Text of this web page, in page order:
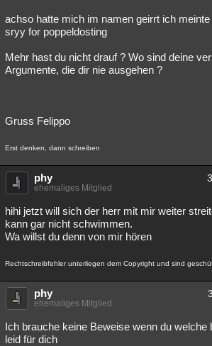
achso hatte mich im namen geirrt ich
sryy for poppeldosting
Mehr hast du nicht drauf ? Wo sind deine
Argumente, die dir nie ausgehen ?
Gruss Felippo
Erst denken, dann schreiben
phy
ehemaliges Mitglied
hihi jetzt will sich der herr mit mir weiter
kann gar nicht schwimmen.
Wa willst du denn von mir hören
Rechtschreibfehler unterliegen dem Copyright und sind
phy
ehemaliges Mitglied
Ich brauche keine Beweise wenn du welche
leid für dich